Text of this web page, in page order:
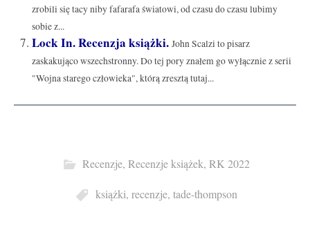
zrobili się tacy niby fafarafa światowi, od czasu do czasu lubimy
sobie z...
Lock In. Recenzja książki. John Scalzi to pisarz
zaskakująco wszechstronny. Do tej pory znałem go wyłącznie z serii
"Wojna starego człowieka", którą zresztą tutaj...
Recenzje, Recenzje książek, RK 2022
książki, recenzje, tade-thompson